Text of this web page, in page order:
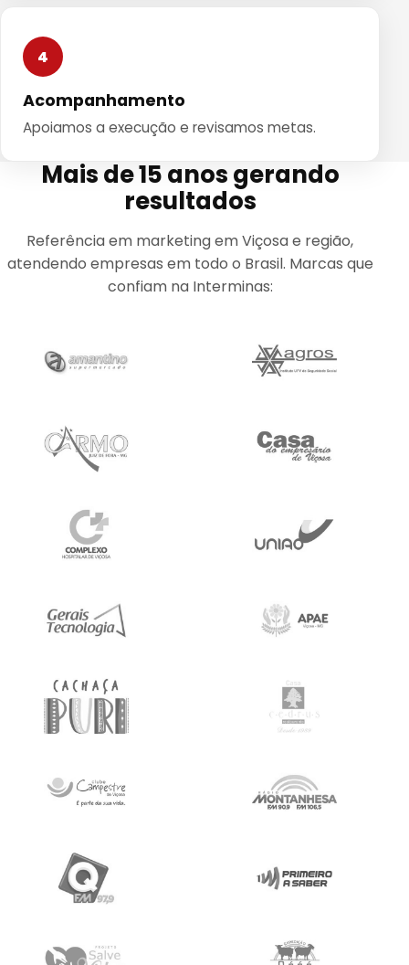
4
Acompanhamento
Apoiamos a execução e revisamos metas.
Mais de 15 anos gerando
resultados
Referência em marketing em Viçosa e região,
atendendo empresas em todo o Brasil. Marcas que
confiam na Interminas: